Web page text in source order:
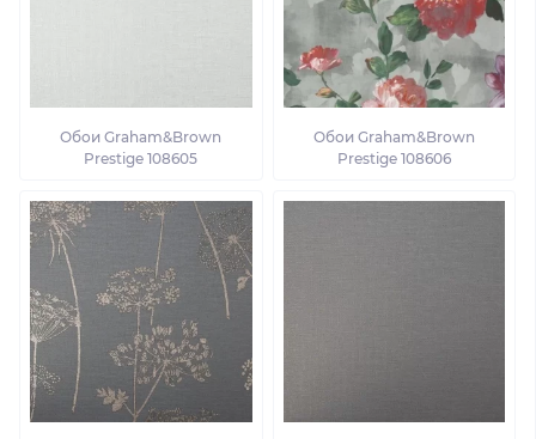
Обои Graham&Brown
Prestige 108605
Обои Graham&Brown
Prestige 108606